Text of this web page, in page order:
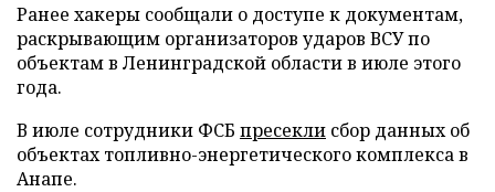
Ранее хакеры сообщали о доступе к документам,
раскрывающим организаторов ударов ВСУ по
объектам в Ленинградской области в июле этого
года.
В июле сотрудники ФСБ пресекли сбор данных об
объектах топливно-энергетического комплекса в
Анапе.